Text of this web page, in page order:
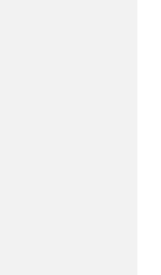
avec
en
–
isolée
la
suie et